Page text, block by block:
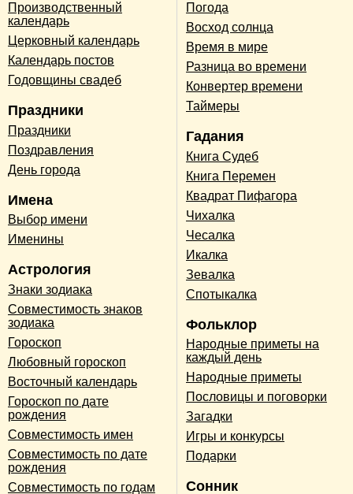
Производственный
календарь
Церковный календарь
Календарь постов
Годовщины свадеб
Праздники
Праздники
Поздравления
День города
Имена
Выбор имени
Именины
Астрология
Знаки зодиака
Совместимость знаков
зодиака
Гороскоп
Любовный гороскоп
Восточный календарь
Гороскоп по дате
рождения
Совместимость имен
Совместимость по дате
рождения
Совместимость по годам
Погода
Восход солнца
Время в мире
Разница во времени
Конвертер времени
Таймеры
Гадания
Книга Судеб
Книга Перемен
Квадрат Пифагора
Чихалка
Чесалка
Икалка
Зевалка
Спотыкалка
Фольклор
Народные приметы на
каждый день
Народные приметы
Пословицы и поговорки
Загадки
Игры и конкурсы
Подарки
Сонник